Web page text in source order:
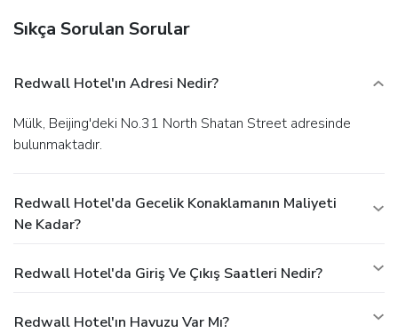
hours) is provided. Quench your thirst with your favorite
Featured amenities include a business center, limo/town car
service, and express check-in. Planning an event in Beijing?
This hotel has 1830 square feet (170 square meters) of
space consisting of conference space and a meeting room.
Free self parking is available onsite.
Sıkça Sorulan Sorular
Redwall Hotel'ın Adresi Nedir?
Mülk, Beijing'deki No.31 North Shatan Street adresinde
bulunmaktadır.
Redwall Hotel'da Gecelik Konaklamanın Maliyeti
Ne Kadar?
Redwall Hotel'da Giriş Ve Çıkış Saatleri Nedir?
Redwall Hotel'ın Havuzu Var Mı?